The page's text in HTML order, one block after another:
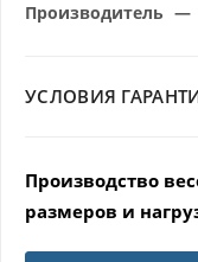
Производитель —
УСЛОВИЯ
Производство
размеров и